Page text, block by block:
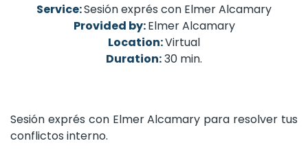
Service:Sesión exprés con Elmer Alcamary
Provided by:Elmer Alcamary
Location:Virtual
Duration:30 min.
Sesión exprés con Elmer Alcamary para resolver tus
conflictos interno.